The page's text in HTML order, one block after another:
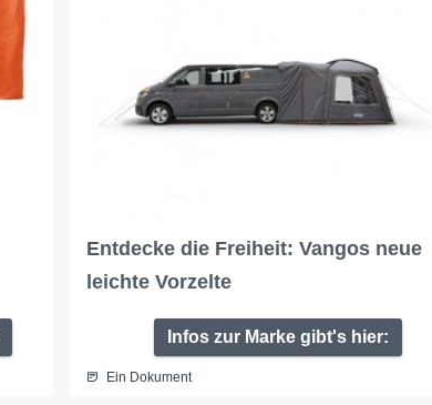
Entdecke die Freiheit: Vangos neue
leichte Vorzelte
Infos zur Marke gibt's hier:
Ein Dokument